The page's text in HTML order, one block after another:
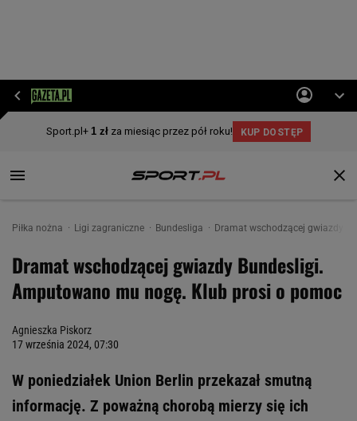
Piłka nożna Ligi zagraniczne Bundesliga Dramat wschodzącej gwiazdy
Dramat wschodzącej gwiazdy Bundesligi.
Amputowano mu nogę. Klub prosi o pomoc
Agnieszka Piskorz
17 września 2024, 07:30
W poniedziałek Union Berlin przekazał smutną
informację. Z poważną chorobą mierzy się ich